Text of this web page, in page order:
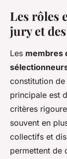
Les rôles
jury et
Les membres
constitution
principale est
critères
souvent en
collectifs et
permettent de